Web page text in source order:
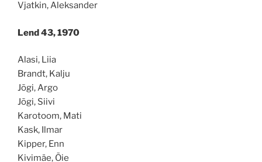
Vjatkin, Aleksander
Lend 43, 1970
Alasi, Liia
Brandt, Kalju
Jõgi, Argo
Jõgi, Siivi
Karotoom, Mati
Kask, Ilmar
Kipper, Enn
Kivimäe, Õie